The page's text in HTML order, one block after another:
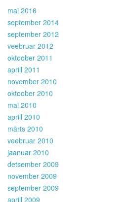
mai 2016
september 2014
september 2012
veebruar 2012
oktoober 2011
aprill 2011
november 2010
oktoober 2010
mai 2010
aprill 2010
märts 2010
veebruar 2010
jaanuar 2010
detsember 2009
november 2009
september 2009
aprill 2009